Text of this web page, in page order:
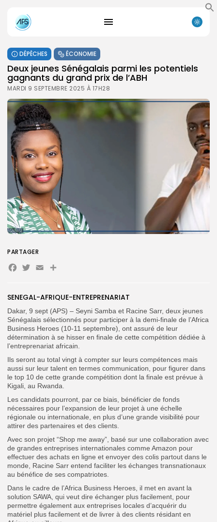
for:
DÉPÊCHES ÉCONOMIE
Deux jeunes Sénégalais parmi les potentiels
gagnants du grand prix de l’ABH
MARDI 9 SEPTEMBRE 2025 À 17H28
SENEGAL-AFRIQUE-ENTREPRENARIAT
Dakar, 9 sept (APS) – Seyni Samba et Racine Sarr, deux jeunes
Sénégalais sélectionnés pour participer à la demi-finale de l’Africa
Business Heroes (10-11 septembre), ont assuré de leur
détermination à se hisser en finale de cette compétition dédiée à
l’entreprenariat africain.
Ils seront au total vingt à compter sur leurs compétences mais
aussi sur leur talent en termes communication, pour figurer dans
le top 10 de cette grande compétition dont la finale est prévue à
Kigali, au Rwanda.
Les candidats pourront, par ce biais, bénéficier de fonds
nécessaires pour l’expansion de leur projet à une échelle
régionale ou internationale, en plus d’une grande visibilité pour
attirer des partenaires et des clients.
Avec son projet “Shop me away”, basé sur une collaboration avec
de grandes entreprises internationales comme Amazon pour
effectuer des achats en ligne et envoyer des colis partout dans le
monde, Racine Sarr entend faciliter les échanges transnationaux
au bénéfice de ses compatriotes.
Dans le cadre de l’Africa Business Heroes, il met en avant la
solution SAWA, qui veut dire échanger plus facilement, pour
permettre également aux entreprises locales d’acquérir du
matériel plus facilement et de livrer à des clients résidant en
PARTAGER
Facebook
Twitter
EmailPartager